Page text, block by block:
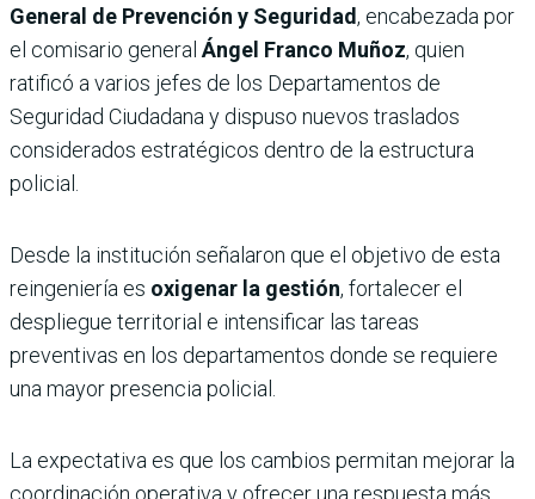
General de Prevención y Seguridad, encabezada por
el comisario general Ángel Franco Muñoz, quien
ratificó a varios jefes de los Departamentos de
Seguridad Ciudadana y dispuso nuevos traslados
considerados estratégicos dentro de la estructura
policial.
Desde la institución señalaron que el objetivo de esta
reingeniería es oxigenar la gestión, fortalecer el
despliegue territorial e intensificar las tareas
preventivas en los departamentos donde se requiere
una mayor presencia policial.
La expectativa es que los cambios permitan mejorar la
coordinación operativa y ofrecer una respuesta más